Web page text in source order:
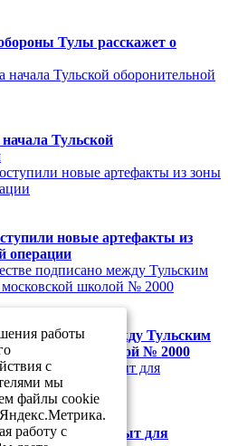
Тулы расскажет о
Тульской
новые артефакты из
операции
подписано между Тульским
московской школой № 2000
Тулы будет закрыт для
работы
с
мы
файлы cookie
работу с